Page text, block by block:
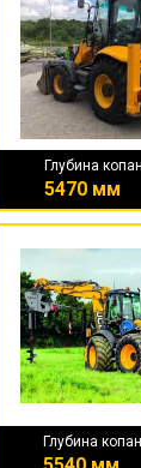
Глубина
5470 мм
Глубина